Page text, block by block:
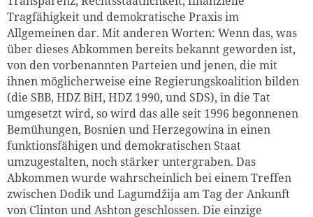
Tragfähigkeit und demokratische Praxis im
Allgemeinen dar. Mit anderen Worten: Wenn das, was
über dieses Abkommen bereits bekannt geworden ist,
von den vorbenannten Parteien und jenen, die mit
ihnen möglicherweise eine Regierungskoalition bilden
(die SBB, HDZ BiH, HDZ 1990, und SDS), in die Tat
umgesetzt wird, so wird das alle seit 1996 begonnenen
Bemühungen, Bosnien und Herzegowina in einen
funktionsfähigen und demokratischen Staat
umzugestalten, noch stärker untergraben. Das
Abkommen wurde wahrscheinlich bei einem Treffen
zwischen Dodik und Lagumdžija am Tag der Ankunft
von Clinton und Ashton geschlossen. Die einzige